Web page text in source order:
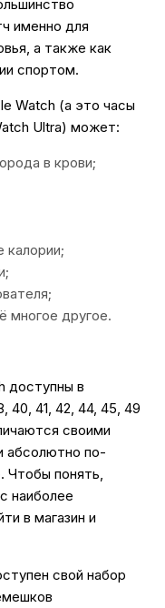
именно для
а также как
спортом.
Watch (а это часы
Ultra) может:
в крови;
калории;
многое другое.
доступны в
40, 41, 42, 44, 45, 49
своими
абсолютно по-
понять,
наиболее
в магазин и
свой набор